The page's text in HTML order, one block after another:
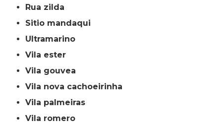
rua zilda
sitio mandaqui
ultramarino
vila ester
vila gouvea
vila nova cachoeirinha
vila palmeiras
vila romero